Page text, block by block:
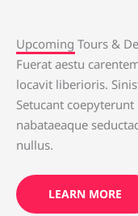
Upcoming Tours &
Fuerat aestu
locavit liberioris.
Setucant
nabataeaque
nullus.
LEARN MORE